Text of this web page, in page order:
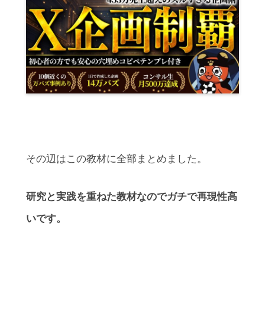
その辺はこの教材に全部まとめました。
研究と実践を重ねた教材なのでガチで再現性高
いです。